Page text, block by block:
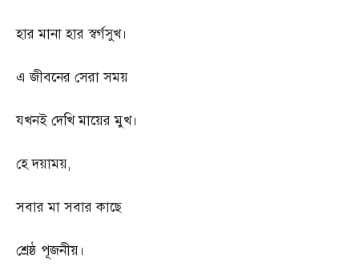
হার মানা হার স্বর্গসুখ।
এ জীবনের সেরা সময়
যখনই দেখি মায়ের মুখ।
হে দয়াময়,
সবার মা সবার কাছে
শ্রেষ্ঠ পূজনীয়।